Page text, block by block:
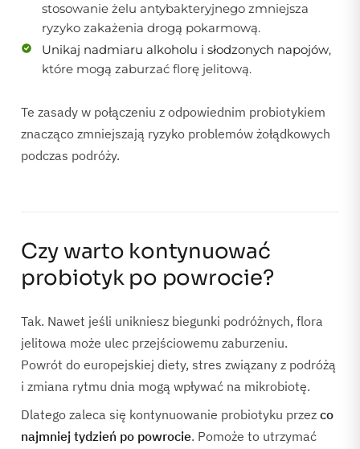
stosowanie żelu antybakteryjnego zmniejsza
ryzyko zakażenia drogą pokarmową.
Unikaj nadmiaru alkoholu i słodzonych napojów,
które mogą zaburzać florę jelitową.
Te zasady w połączeniu z odpowiednim probiotykiem
znacząco zmniejszają ryzyko problemów żołądkowych
podczas podróży.
Czy warto kontynuować
probiotyk po powrocie?
Tak. Nawet jeśli unikniesz biegunki podróżnych, flora
jelitowa może ulec przejściowemu zaburzeniu.
Powrót do europejskiej diety, stres związany z podróżą
i zmiana rytmu dnia mogą wpływać na mikrobiotę.
Dlatego zaleca się kontynuowanie probiotyku przez co
najmniej tydzień po powrocie. Pomoże to utrzymać